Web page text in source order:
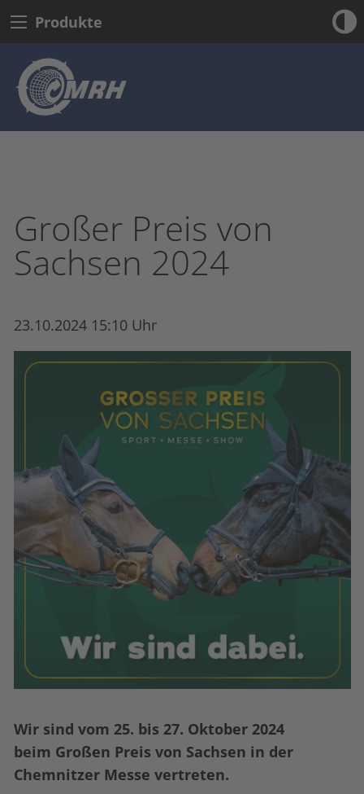
Produkte
Großer Preis von
Sachsen 2024
23.10.2024 15:10 Uhr
Wir sind vom 25. bis 27. Oktober 2024
beim Großen Preis von Sachsen in der
Chemnitzer Messe vertreten.